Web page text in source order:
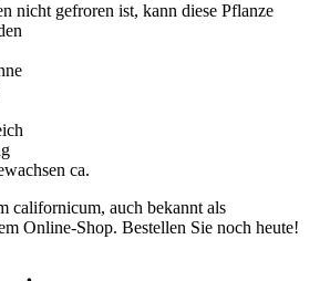
nicht gefroren ist, kann diese Pflanze
ca.
californicum, auch bekannt als
Online-Shop. Bestellen Sie noch heute!